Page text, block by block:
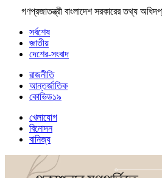
গণপ্রজাতন্ত্রী বাংলাদেশ সরকারের তথ্য
সর্বশেষ
জাতীয়
দেশের-সংবাদ
রাজনীতি
আন্তর্জাতিক
কোভিড১৯
খেলাযোগ
বিনোদন
বানিজ্য